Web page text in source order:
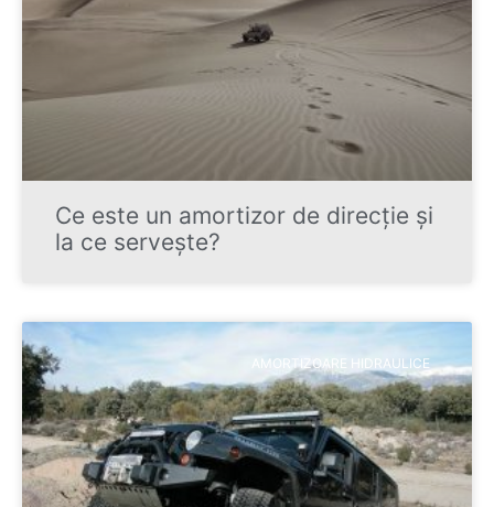
Ce este un amortizor de direcție și
la ce servește?
AMORTIZOARE HIDRAULICE